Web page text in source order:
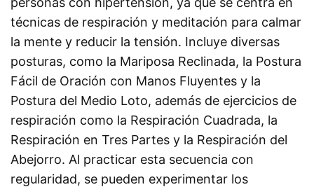
técnicas de respiración y meditación para calmar
la mente y reducir la tensión. Incluye diversas
posturas, como la Mariposa Reclinada, la Postura
Fácil de Oración con Manos Fluyentes y la
Postura del Medio Loto, además de ejercicios de
respiración como la Respiración Cuadrada, la
Respiración en Tres Partes y la Respiración del
Abejorro. Al practicar esta secuencia con
regularidad, se pueden experimentar los